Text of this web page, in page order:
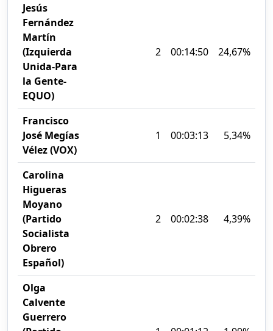
Jesús
Fernández
Martín
(Izquierda
Unida-Para
la Gente-
EQUO)
2 00:14:50 24,67%
Francisco
José Megías
Vélez (VOX)
1 00:03:13 5,34%
Carolina
Higueras
Moyano
(Partido
Socialista
Obrero
Español)
2 00:02:38 4,39%
Olga
Calvente
Guerrero